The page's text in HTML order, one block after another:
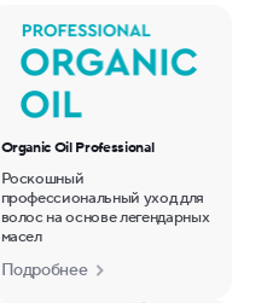
Organic Oil Professional
Роскошный
профессиональный уход для
волос на основе легендарных
масел
Подробнее